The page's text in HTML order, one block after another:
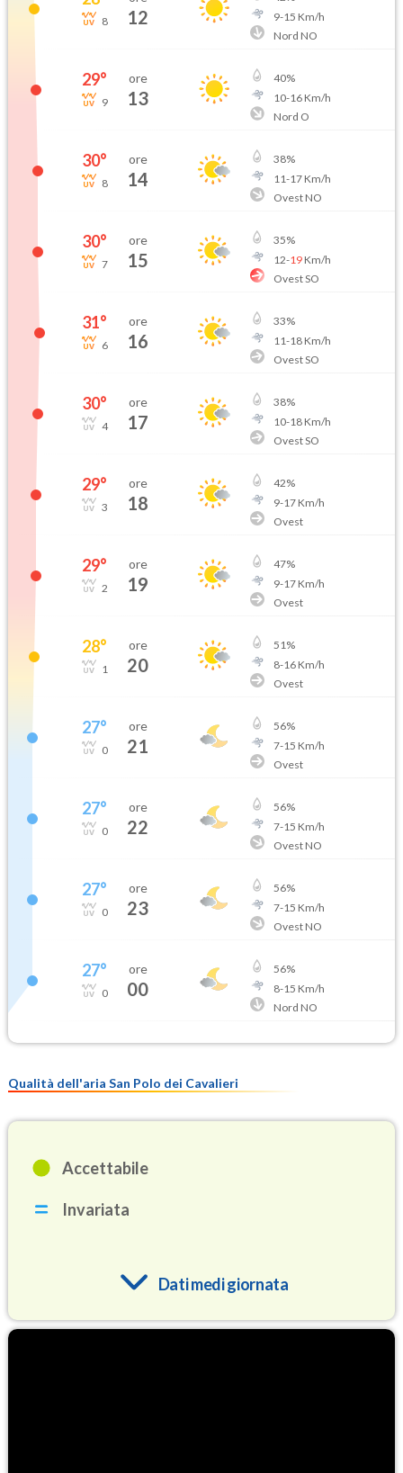
8 12
9-15 Km/h
Nord NO
29°
9
ore
13
40%
10-16Km/h
Nord O
30°
8
ore
14
38%
11-17Km/h
Ovest NO
30°
7
ore
15
35%
12-19Km/h
Ovest SO
31°
6
ore
16
33%
11-18Km/h
Ovest SO
30°
4
ore
17
38%
10-18Km/h
Ovest SO
29°
3
ore
18
42%
9-17Km/h
Ovest
29°
2
ore
19
47%
9-17Km/h
Ovest
28°
1
ore
20
51%
8-16Km/h
Ovest
27°
0
ore
21
56%
7-15 Km/h
Ovest
27°
0
ore
22
56%
7-15 Km/h
Ovest NO
27°
0
ore
23
56%
7-15 Km/h
Ovest NO
27°
0
ore
00
56%
8-15 Km/h
Nord NO
Qualità dell'aria San Polo dei Cavalieri
Accettabile
Invariata
Dati medi giornata